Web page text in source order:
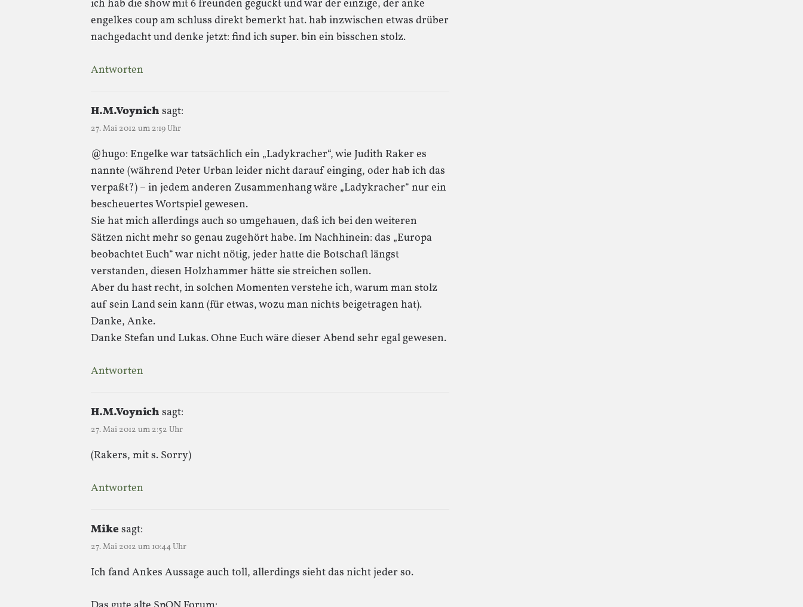
ich hab die show mit 6 freunden geguckt und war der einzige, der anke
engelkes coup am schluss direkt bemerkt hat. hab inzwischen etwas drüber
nachgedacht und denke jetzt: find ich super. bin ein bisschen stolz.
Antworten
H.M.Voynich sagt:
27. Mai 2012 um 2:19 Uhr
@hugo: Engelke war tatsächlich ein „Ladykracher“, wie Judith Raker es
nannte (während Peter Urban leider nicht darauf einging, oder hab ich das
verpaßt?) – in jedem anderen Zusammenhang wäre „Ladykracher“ nur ein
bescheuertes Wortspiel gewesen.
Sie hat mich allerdings auch so umgehauen, daß ich bei den weiteren
Sätzen nicht mehr so genau zugehört habe. Im Nachhinein: das „Europa
beobachtet Euch“ war nicht nötig, jeder hatte die Botschaft längst
verstanden, diesen Holzhammer hätte sie streichen sollen.
Aber du hast recht, in solchen Momenten verstehe ich, warum man stolz
auf sein Land sein kann (für etwas, wozu man nichts beigetragen hat).
Danke, Anke.
Danke Stefan und Lukas. Ohne Euch wäre dieser Abend sehr egal gewesen.
Antworten
H.M.Voynich sagt:
27. Mai 2012 um 2:52 Uhr
(Rakers, mit s. Sorry)
Antworten
Mikesagt:
27. Mai 2012 um 10:44 Uhr
Ich fand Ankes Aussage auch toll, allerdings sieht das nicht jeder so.